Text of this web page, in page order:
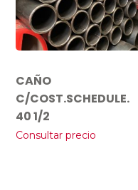
CAÑO
C/COST.SCHEDULE.
40 1/2
Consultar precio